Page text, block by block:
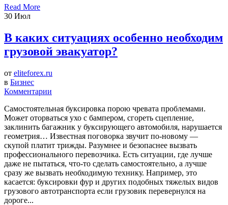
Read More
30 Июл
В каких ситуациях особенно необходим
грузовой эвакуатор?
от eliteforex.ru
в Бизнес
Комментарии
Самостоятельная буксировка порою чревата проблемами.
Может оторваться ухо с бампером, сгореть сцепление,
заклинить багажник у буксирующего автомобиля, нарушается
геометрия… Известная поговорка звучит по-новому —
скупой платит трижды. Разумнее и безопаснее вызвать
профессионального перевозчика. Есть ситуации, где лучше
даже не пытаться, что-то сделать самостоятельно, а лучше
сразу же вызвать необходимую технику. Например, это
касается: буксировки фур и других подобных тяжелых видов
грузового автотранспорта если грузовик перевернулся на
дороге...